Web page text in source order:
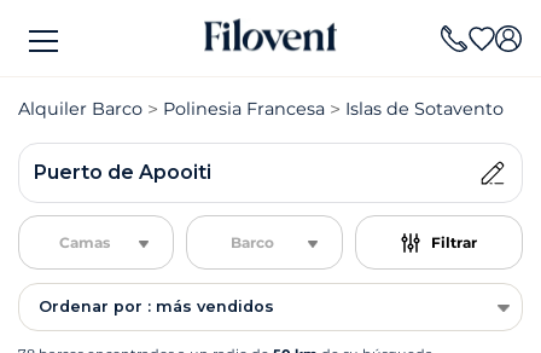
Alquiler Barco Polinesia Francesa Islas de Sotavento
Puerto de Apooiti
Camas Barco Filtrar
Ordenar por : más vendidos